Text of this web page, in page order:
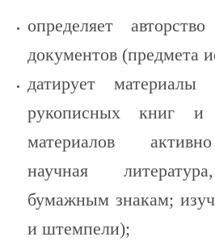
определяет
документов (предмета
датирует материалы
рукописных книг и
материалов
научная
бумажным знакам;
и штемпели);